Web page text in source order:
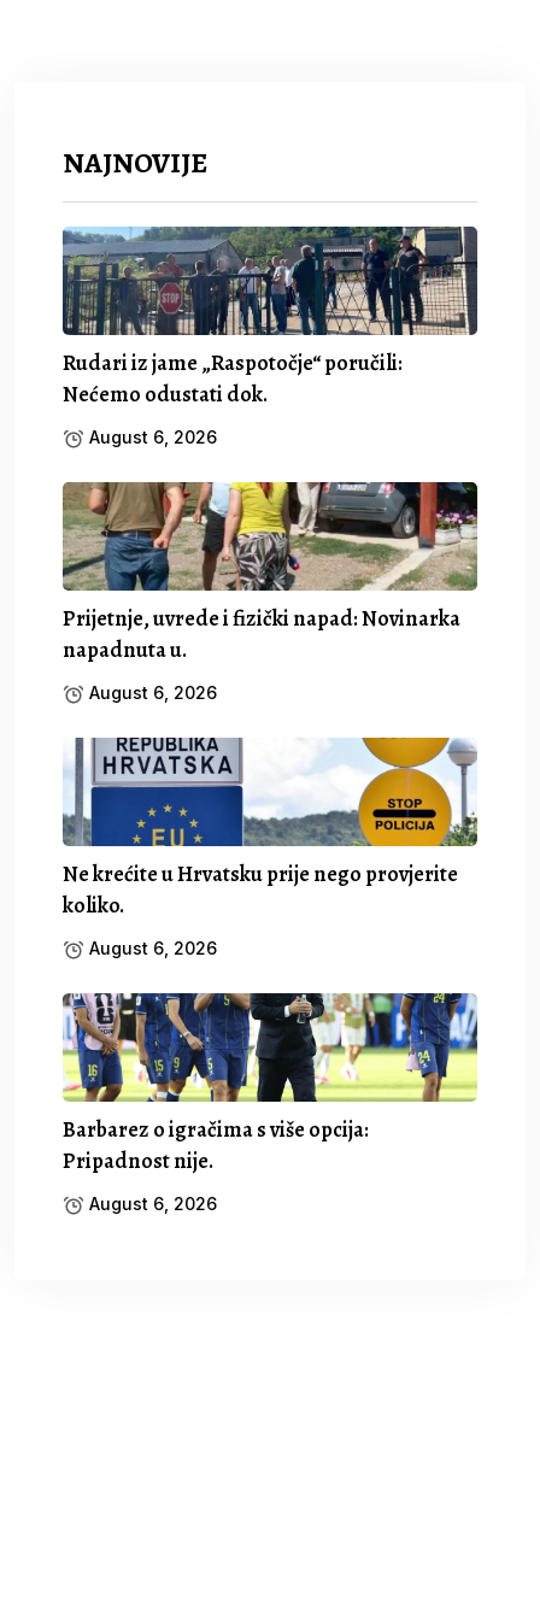
NAJNOVIJE
Rudari iz jame „Raspotočje“ poručili:
Nećemo odustati dok.
August 6, 2026
Prijetnje, uvrede i fizički napad: Novinarka
napadnuta u.
August 6, 2026
Ne krećite u Hrvatsku prije nego provjerite
koliko.
August 6, 2026
Barbarez o igračima s više opcija:
Pripadnost nije.
August 6, 2026